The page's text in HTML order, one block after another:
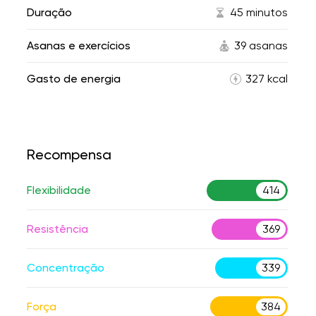
Duração 45 minutos
Asanas e exercícios 39 asanas
Gasto de energia 327 kcal
Recompensa
Flexibilidade 414
Resistência 369
Concentração 339
Força 384